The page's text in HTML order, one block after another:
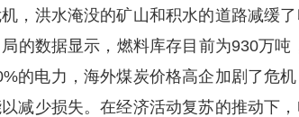
，洪水淹没的矿山和积水的道路减缓
的数据显示，燃料库存目前为930万吨
的电力，海外煤炭价格高企加剧了危
减少损失。在经济活动复苏的推动下